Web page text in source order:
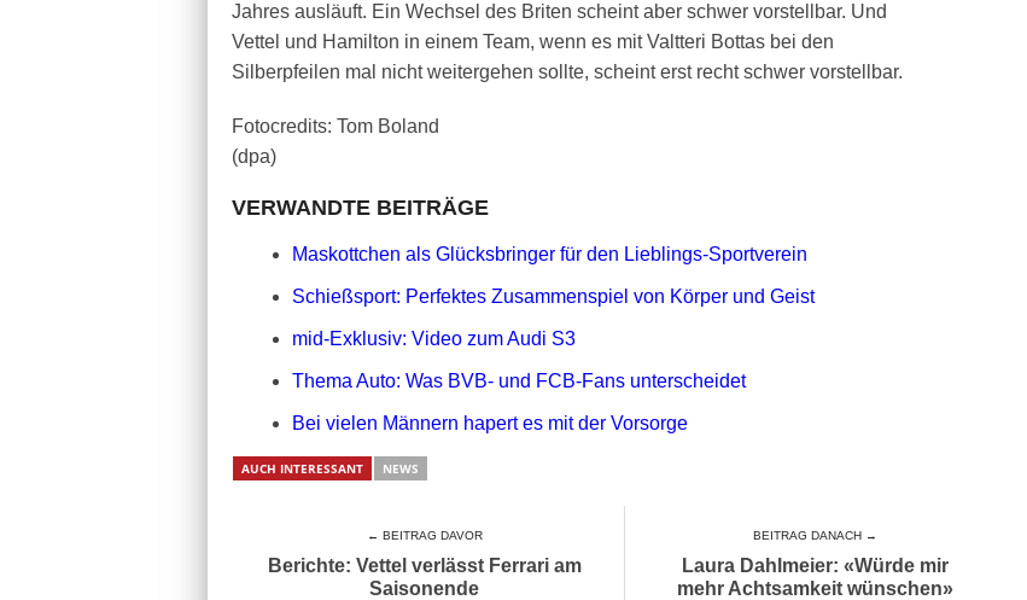
Jahres ausläuft. Ein Wechsel des Briten scheint aber schwer vorstellbar. Und
Vettel und Hamilton in einem Team, wenn es mit Valtteri Bottas bei den
Silberpfeilen mal nicht weitergehen sollte, scheint erst recht schwer vorstellbar.
Fotocredits: Tom Boland
(dpa)
VERWANDTE BEITRÄGE
Maskottchen als Glücksbringer für den Lieblings-Sportverein
Schießsport: Perfektes Zusammenspiel von Körper und Geist
mid-Exklusiv: Video zum Audi S3
Thema Auto: Was BVB- und FCB-Fans unterscheidet
Bei vielen Männern hapert es mit der Vorsorge
AUCH INTERESSANT NEWS
← BEITRAG DAVOR
Berichte: Vettel verlässt Ferrari am
Saisonende
BEITRAG DANACH →
Laura Dahlmeier: «Würde mir
mehr Achtsamkeit wünschen»